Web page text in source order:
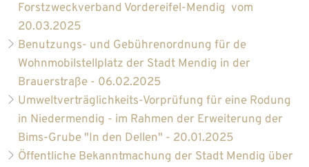
Forstzweckverband Vordereifel-Mendig vom
20.03.2025
Benutzungs- und Gebührenordnung für de
Wohnmobilstellplatz der Stadt Mendig in der
Brauerstraße - 06.02.2025
Umweltverträglichkeits-Vorprüfung für eine Rodung
in Niedermendig - im Rahmen der Erweiterung der
Bims-Grube "In den Dellen" - 20.01.2025
Öffentliche Bekanntmachung der Stadt Mendig über